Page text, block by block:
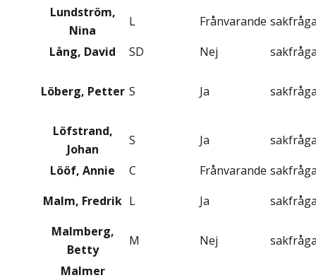
Lundström,
Nina
L Frånvarande
Lång, David
SD Nej
Löberg, Petter S Ja
Löfstrand,
Johan
S Ja
Lööf, Annie
C Frånvarande
Malm, Fredrik L Ja
Malmberg,
Betty
M Nej
Malmer